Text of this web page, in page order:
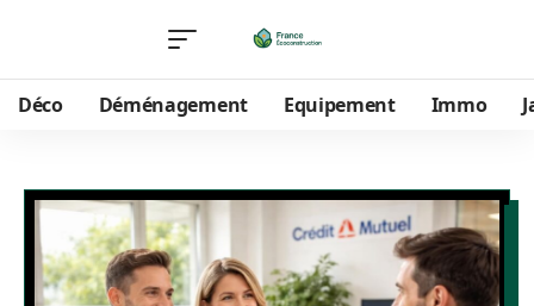
Déco Déménagement Equipement Immo